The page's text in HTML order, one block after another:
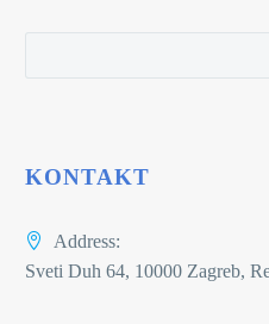
KONTAKT
Address:
Sveti Duh 64, 10000 Zagreb,